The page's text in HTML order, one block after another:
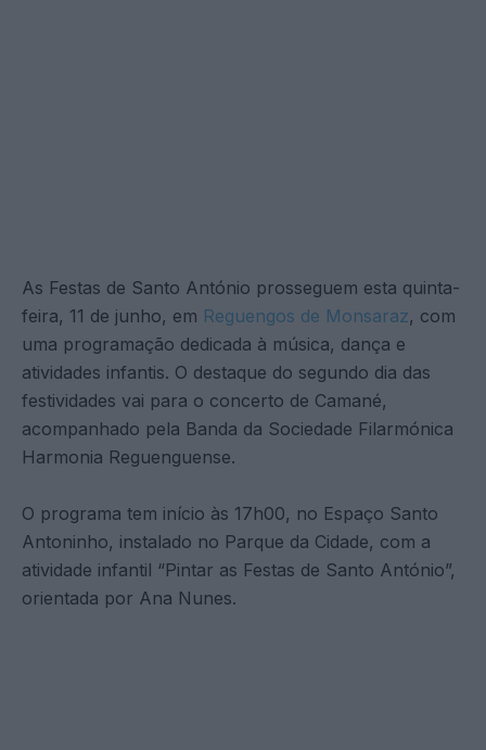
As Festas de Santo António prosseguem esta quinta-
feira, 11 de junho, em Reguengos de Monsaraz, com
uma programação dedicada à música, dança e
atividades infantis. O destaque do segundo dia das
festividades vai para o concerto de Camané,
acompanhado pela Banda da Sociedade Filarmónica
Harmonia Reguenguense.
O programa tem início às 17h00, no Espaço Santo
Antoninho, instalado no Parque da Cidade, com a
atividade infantil “Pintar as Festas de Santo António”,
orientada por Ana Nunes.